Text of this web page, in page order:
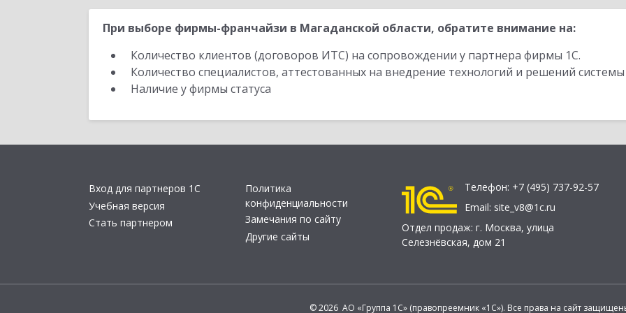
При выборе фирмы-франчайзи в Магаданской области, обратите внимание на:
Количество клиентов (договоров ИТС) на сопровождении у партнера фирмы 1С.
Количество специалистов, аттестованных на внедрение технологий и решений
Наличие у фирмы статуса
Вход для партнеров 1С
Учебная версия
Стать партнером
Политика
конфиденциальности
Замечания по сайту
Другие сайты
Телефон: +7 (495) 737-92-57
Email: site_v8@1c.ru
Отдел продаж: г. Москва, улица
Селезнёвская, дом 21
© 2026 АО «Группа 1С» (правопреемник «1С»). Все права на сайт